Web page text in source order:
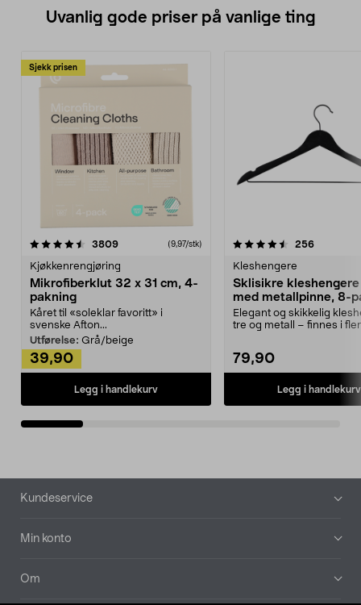
Uvanlig gode priser på vanlige ting
Sjekk prisen
3809anmeldelser(9,97/stk)
Kjøkkenrengjøring
Mikrofiberklut 32 x 31 cm, 4-
pakning
Kåret til «soleklar favoritt» i
svenske Afton...
Utførelse: Grå/beige
39,90
Legg i handlekurv
4.5av 5 stjerner 256
Kleshengere
Sklisikre
med metallpinne, 8-
Elegant og skikkelig
tre og metall – finnes i
79,90
Legg i handlekurv
4.5av 5 stjerner
Bunntekst
Kundeservice
Min konto
Om